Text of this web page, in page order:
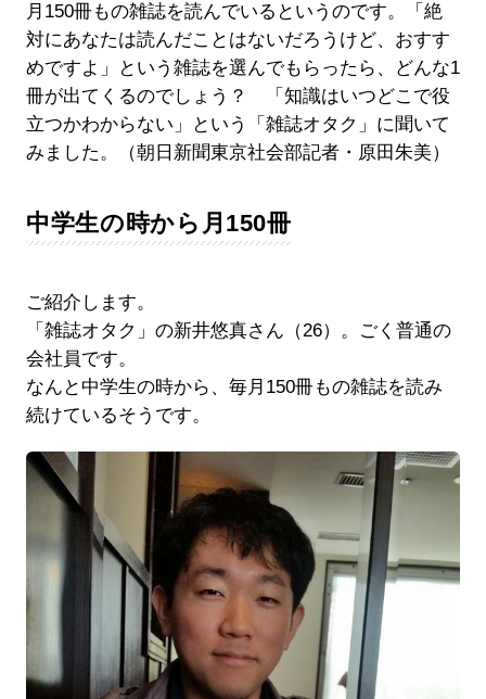
月150冊もの雑誌を読んでいるというのです。「絶
対にあなたは読んだことはないだろうけど、おすす
めですよ」という雑誌を選んでもらったら、どんな1
冊が出てくるのでしょう？ 「知識はいつどこで役
立つかわからない」という「雑誌オタク」に聞いて
みました。（朝日新聞東京社会部記者・原田朱美）
中学生の時から月150冊
ご紹介します。
「雑誌オタク」の新井悠真さん（26）。ごく普通の
会社員です。
なんと中学生の時から、毎月150冊もの雑誌を読み
続けているそうです。